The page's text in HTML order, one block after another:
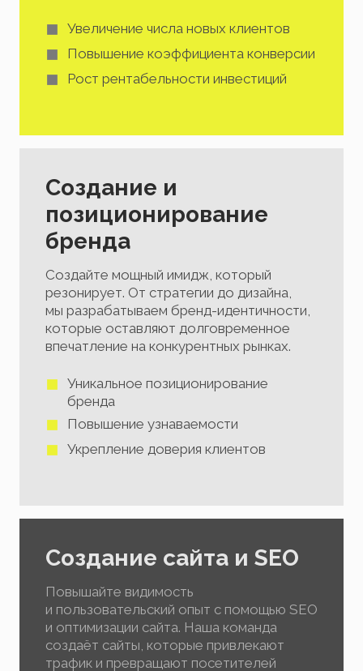
Увеличение числа новых клиентов
Повышение коэффициента конверсии
Рост рентабельности инвестиций
Создание и
позиционирование
бренда
Создайте мощный имидж, который
резонирует. От стратегии до дизайна,
мы разрабатываем бренд-идентичности,
которые оставляют долговременное
впечатление на конкурентных рынках.
Уникальное позиционирование
бренда
Повышение узнаваемости
Укрепление доверия клиентов
Создание сайта и SEO
Повышайте видимость
и пользовательский опыт с помощью SEO
и оптимизации сайта. Наша команда
создаёт сайты, которые привлекают
трафик и превращают посетителей